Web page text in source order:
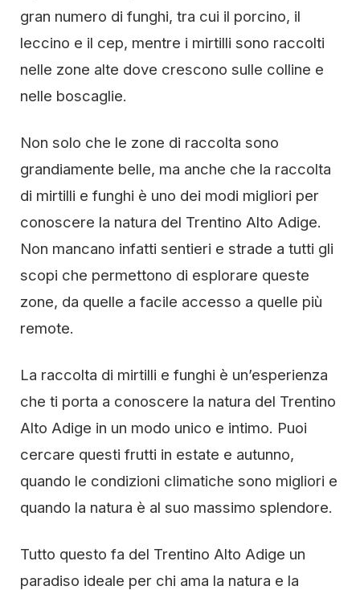
gran numero di funghi, tra cui il porcino, il
leccino e il cep, mentre i mirtilli sono raccolti
nelle zone alte dove crescono sulle colline e
nelle boscaglie.
Non solo che le zone di raccolta sono
grandiamente belle, ma anche che la raccolta
di mirtilli e funghi è uno dei modi migliori per
conoscere la natura del Trentino Alto Adige.
Non mancano infatti sentieri e strade a tutti gli
scopi che permettono di esplorare queste
zone, da quelle a facile accesso a quelle più
remote.
La raccolta di mirtilli e funghi è un’esperienza
che ti porta a conoscere la natura del Trentino
Alto Adige in un modo unico e intimo. Puoi
cercare questi frutti in estate e autunno,
quando le condizioni climatiche sono migliori e
quando la natura è al suo massimo splendore.
Tutto questo fa del Trentino Alto Adige un
paradiso ideale per chi ama la natura e la